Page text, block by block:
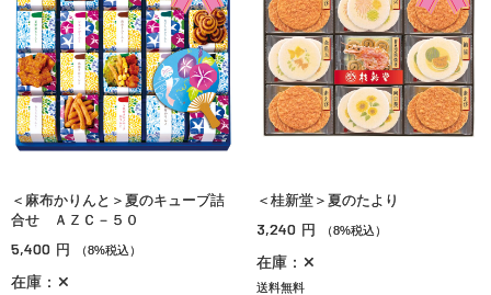
＜麻布かりんと＞夏のキューブ詰
合せ ＡＺＣ－５０
5,400 円 （8%税込）
在庫：✕
＜桂新堂＞夏のたより
3,240 円 （8%税込）
在庫：✕
送料無料